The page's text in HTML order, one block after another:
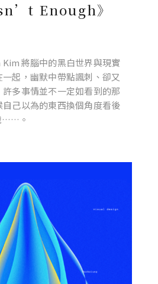
Enough》
將腦中的黑白世界與現實
起，幽默中帶點諷刺、卻又
多事情並不一定如看到的那
己以為的東西換個角度看後
……。